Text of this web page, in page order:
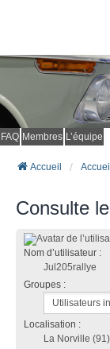
FAQ Membres L’équipe
Accueil
Consulte
Nom d’utilisateur :
Jul205rallye
Groupes :
Localisation :
La Norville (91)